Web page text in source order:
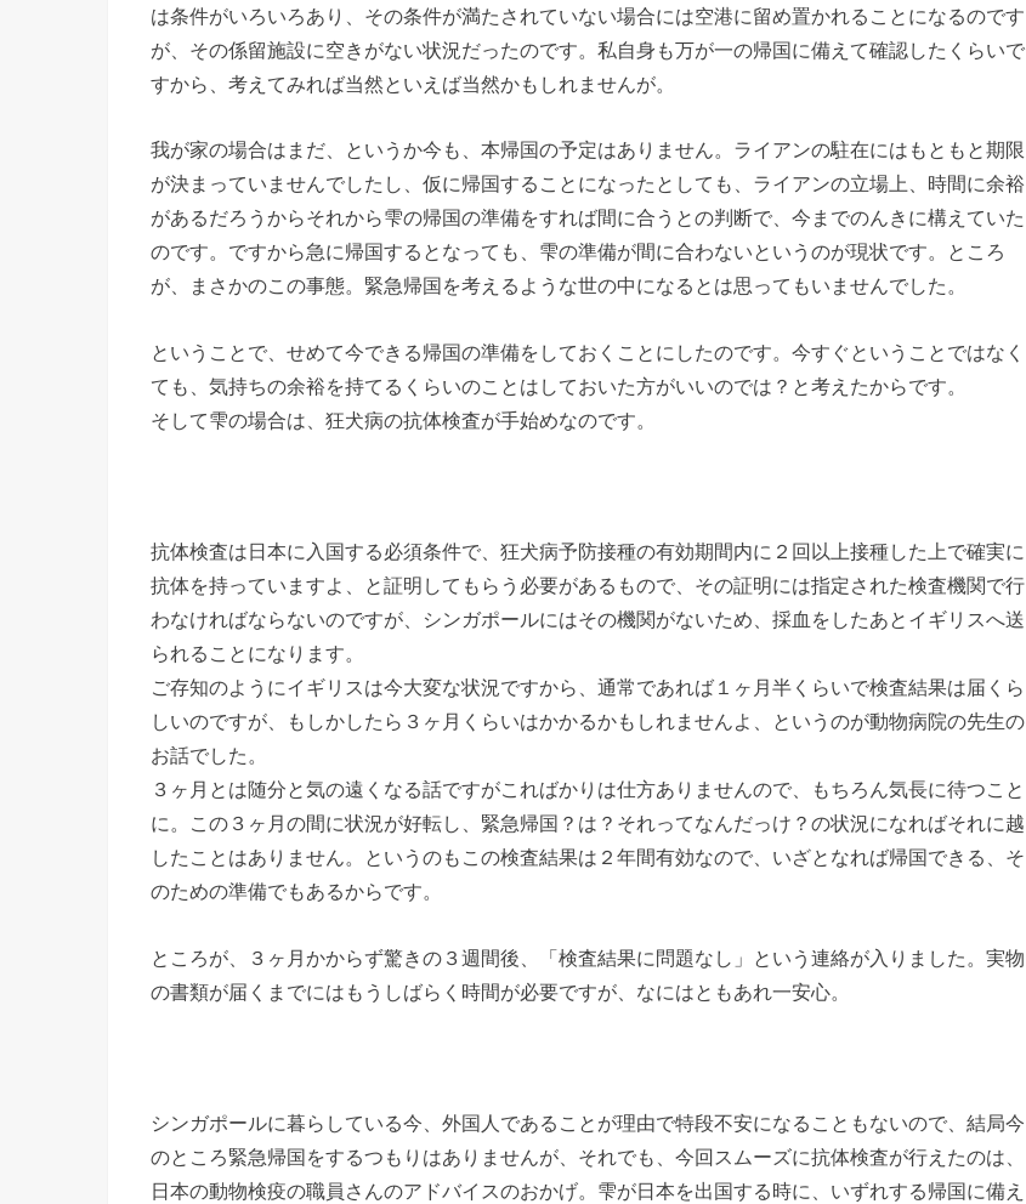
は条件がいろいろあり、その条件が満たされていない場合には空港に留め置かれることになるのです
が、その係留施設に空きがない状況だったのです。私自身も万が一の帰国に備えて確認したくらいで
すから、考えてみれば当然といえば当然かもしれませんが。
我が家の場合はまだ、というか今も、本帰国の予定はありません。ライアンの駐在にはもともと期限
が決まっていませんでしたし、仮に帰国することになったとしても、ライアンの立場上、時間に余裕
があるだろうからそれから雫の帰国の準備をすれば間に合うとの判断で、今までのんきに構えていた
のです。ですから急に帰国するとなっても、雫の準備が間に合わないというのが現状です。ところ
が、まさかのこの事態。緊急帰国を考えるような世の中になるとは思ってもいませんでした。
ということで、せめて今できる帰国の準備をしておくことにしたのです。今すぐということではなく
ても、気持ちの余裕を持てるくらいのことはしておいた方がいいのでは？と考えたからです。
そして雫の場合は、狂犬病の抗体検査が手始めなのです。
抗体検査は日本に入国する必須条件で、狂犬病予防接種の有効期間内に２回以上接種した上で確実に
抗体を持っていますよ、と証明してもらう必要があるもので、その証明には指定された検査機関で行
わなければならないのですが、シンガポールにはその機関がないため、採血をしたあとイギリスへ送
られることになります。
ご存知のようにイギリスは今大変な状況ですから、通常であれば１ヶ月半くらいで検査結果は届くら
しいのですが、もしかしたら３ヶ月くらいはかかるかもしれませんよ、というのが動物病院の先生の
お話でした。
３ヶ月とは随分と気の遠くなる話ですがこればかりは仕方ありませんので、もちろん気長に待つこと
に。この３ヶ月の間に状況が好転し、緊急帰国？は？それってなんだっけ？の状況になればそれに越
したことはありません。というのもこの検査結果は２年間有効なので、いざとなれば帰国できる、そ
のための準備でもあるからです。
ところが、３ヶ月かからず驚きの３週間後、「検査結果に問題なし」という連絡が入りました。実物
の書類が届くまでにはもうしばらく時間が必要ですが、なにはともあれ一安心。
シンガポールに暮らしている今、外国人であることが理由で特段不安になることもないので、結局今
のところ緊急帰国をするつもりはありませんが、それでも、今回スムーズに抗体検査が行えたのは、
日本の動物検疫の職員さんのアドバイスのおかげ。雫が日本を出国する時に、いずれする帰国に備え